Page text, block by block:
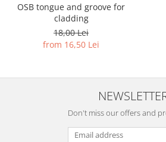
OSB tongue and groove for
cladding
18,00 Lei
from 16,50 Lei
Don't miss our offers and